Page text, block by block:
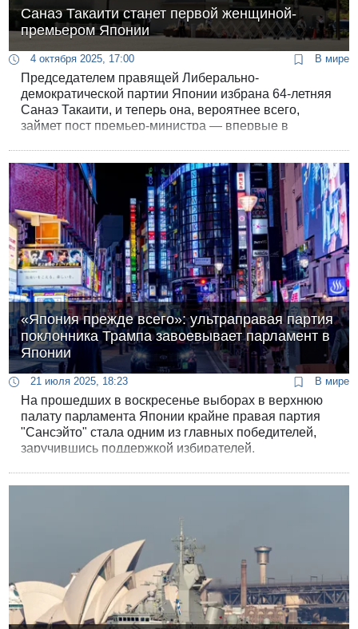
Санаэ Такаити станет первой женщиной-
премьером Японии
4 октября 2025, 17:00 В мире
Председателем правящей Либерально-
демократической партии Японии избрана 64-летняя
Санаэ Такаити, и теперь она, вероятнее всего,
займет пост премьер-министра — впервые в
«Япония прежде всего»: ультраправая партия
поклонника Трампа завоевывает парламент в
Японии
21 июля 2025, 18:23 В мире
На прошедших в воскресенье выборах в верхнюю
палату парламента Японии крайне правая партия
"Сансэйто" стала одним из главных победителей,
заручившись поддержкой избирателей,